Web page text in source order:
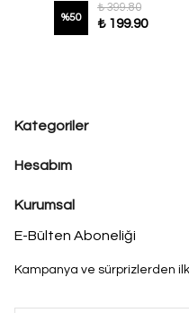
%50
₺ 399.80
₺ 199.90
Kategoriler
Hesabım
Kurumsal
E-Bülten Aboneliği
Kampanya ve sürprizlerden